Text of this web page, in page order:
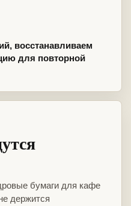
восстанавливаем
для повторной
бумаги для кафе
держится